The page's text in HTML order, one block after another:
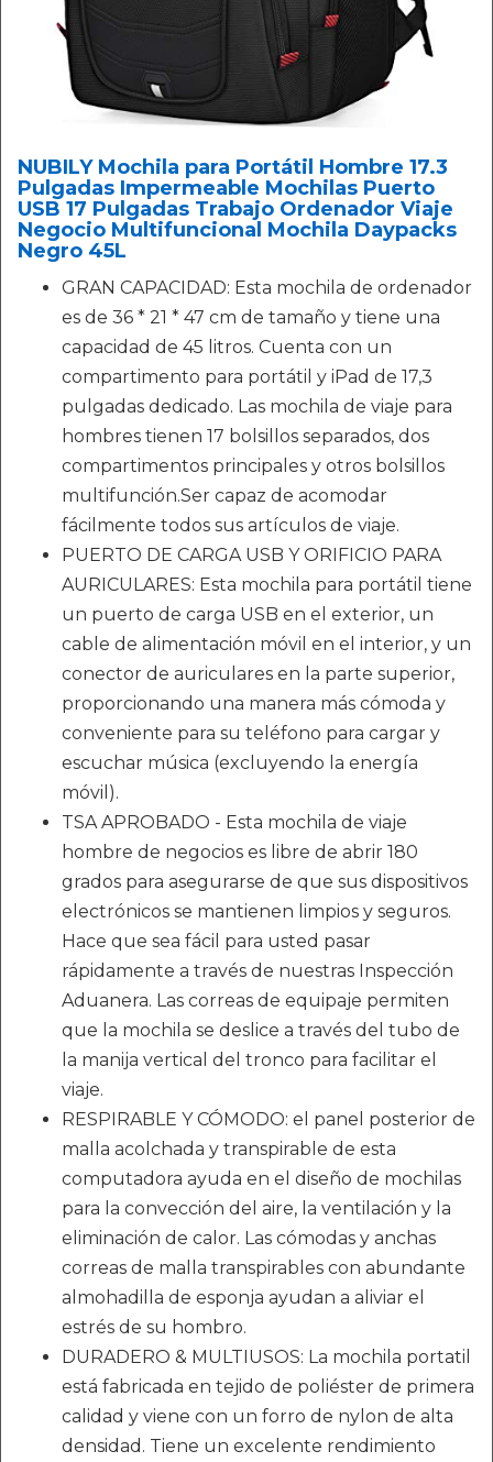
NUBILY Mochila para Portátil Hombre 17.3
Pulgadas Impermeable Mochilas Puerto
USB 17 Pulgadas Trabajo Ordenador Viaje
Negocio Multifuncional Mochila Daypacks
Negro 45L
GRAN CAPACIDAD: Esta mochila de ordenador
es de 36 * 21 * 47 cm de tamaño y tiene una
capacidad de 45 litros. Cuenta con un
compartimento para portátil y iPad de 17,3
pulgadas dedicado. Las mochila de viaje para
hombres tienen 17 bolsillos separados, dos
compartimentos principales y otros bolsillos
multifunción.Ser capaz de acomodar
fácilmente todos sus artículos de viaje.
PUERTO DE CARGA USB Y ORIFICIO PARA
AURICULARES: Esta mochila para portátil tiene
un puerto de carga USB en el exterior, un
cable de alimentación móvil en el interior, y un
conector de auriculares en la parte superior,
proporcionando una manera más cómoda y
conveniente para su teléfono para cargar y
escuchar música (excluyendo la energía
móvil).
TSA APROBADO - Esta mochila de viaje
hombre de negocios es libre de abrir 180
grados para asegurarse de que sus dispositivos
electrónicos se mantienen limpios y seguros.
Hace que sea fácil para usted pasar
rápidamente a través de nuestras Inspección
Aduanera. Las correas de equipaje permiten
que la mochila se deslice a través del tubo de
la manija vertical del tronco para facilitar el
viaje.
RESPIRABLE Y CÓMODO: el panel posterior de
malla acolchada y transpirable de esta
computadora ayuda en el diseño de mochilas
para la convección del aire, la ventilación y la
eliminación de calor. Las cómodas y anchas
correas de malla transpirables con abundante
almohadilla de esponja ayudan a aliviar el
estrés de su hombro.
DURADERO & MULTIUSOS: La mochila portatil
está fabricada en tejido de poliéster de primera
calidad y viene con un forro de nylon de alta
densidad. Tiene un excelente rendimiento